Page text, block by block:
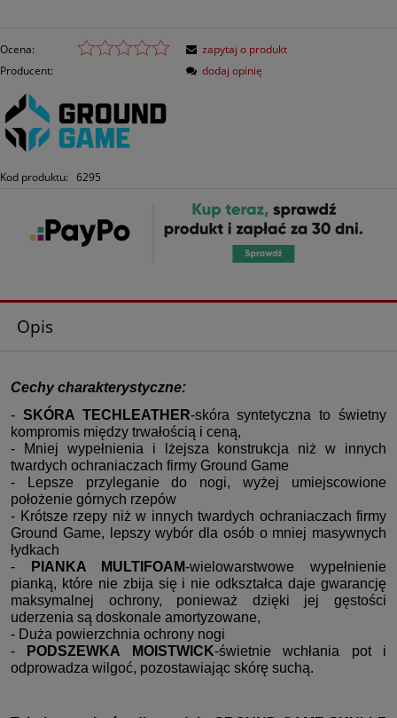
Ocena:
Producent:
Kod produktu: 6295
zapytaj o produkt
dodaj opinię
Opis
Cechy charakterystyczne:
- SKÓRA TECHLEATHER-skóra syntetyczna to świetny
kompromis między trwałością i ceną,
- Mniej wypełnienia i lżejsza konstrukcja niż w innych
twardych ochraniaczach firmy Ground Game
- Lepsze przyleganie do nogi, wyżej umiejscowione
położenie górnych rzepów
- Krótsze rzepy niż w innych twardych ochraniaczach firmy
Ground Game, lepszy wybór dla osób o mniej masywnych
łydkach
-
PIANKA MULTIFOAM-wielowarstwowe wypełnienie
pianką, które nie zbija się i nie odkształca daje gwarancję
maksymalnej ochrony, ponieważ dzięki jej gęstości
uderzenia są doskonale amortyzowane,
- Duża powierzchnia ochrony nogi
-
PODSZEWKA MOISTWICK-świetnie wchłania pot i
odprowadza wilgoć, pozostawiając skórę suchą.